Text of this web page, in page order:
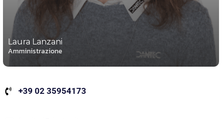
Laura Lanzani
Amministrazione
+39 02 35954173